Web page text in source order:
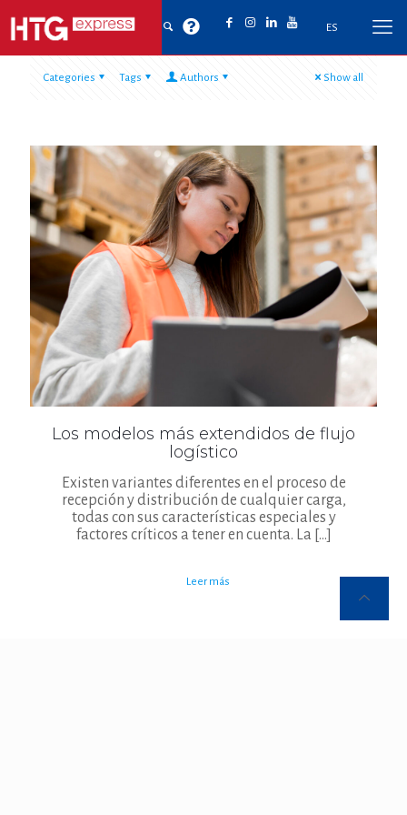
ES
Categories Tags Authors Show all
Los modelos más extendidos de flujo
logístico
Existen variantes diferentes en el proceso de
recepción y distribución de cualquier carga,
todas con sus características especiales y
factores críticos a tener en cuenta. La […]
Leer más